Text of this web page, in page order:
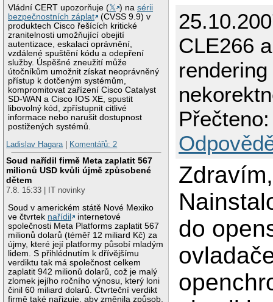
Vládní CERT upozorňuje (𝕏 ) nasérii
bezpečnostních záplat
(CVSS 9.9) v
produktech Cisco řešících kritické
zranitelnosti umožňující obejití
autentizace, eskalaci oprávnění,
vzdálené spuštění kódu a odepření
služby. Úspěšné zneužití může
útočníkům umožnit získat neoprávněný
přístup k dotčeným systémům,
kompromitovat zařízení Cisco Catalyst
SD-WAN a Cisco IOS XE, spustit
libovolný kód, zpřístupnit citlivé
informace nebo narušit dostupnost
postižených systémů.
Ladislav Hagara| Komentářů: 2
Soud nařídil firmě Meta zaplatit 567
milionů USD kvůli újmě způsobené
dětem
7.8. 15:33 | IT novinky
Soud v americkém státě Nové Mexiko
ve čtvrtek nařídil
internetové
společnosti Meta Platforms zaplatit 567
milionů dolarů (téměř 12 miliard Kč) za
újmy, které její platformy působí mladým
lidem. S přihlédnutím k dřívějšímu
verdiktu tak má společnost celkem
zaplatit 942 milionů dolarů, což je malý
zlomek jejího ročního výnosu, který loni
činil 60 miliard dolarů. Čtvrteční verdikt
firmě také nařizuje, aby změnila způsob,
CLE266
Zdravím,
do